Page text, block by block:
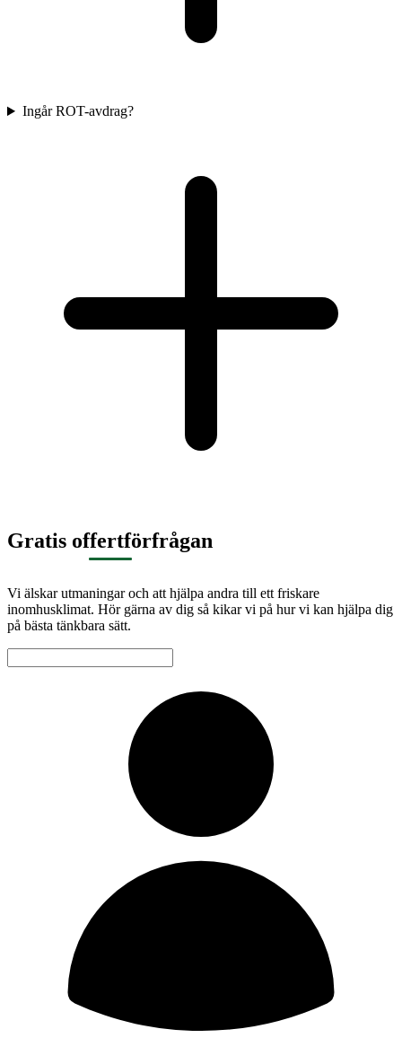
Ingår ROT-avdrag?
Gratis offertförfrågan
Vi älskar utmaningar och att hjälpa andra till ett friskare
inomhusklimat. Hör gärna av dig så kikar vi på hur vi kan hjälpa dig
på bästa tänkbara sätt.